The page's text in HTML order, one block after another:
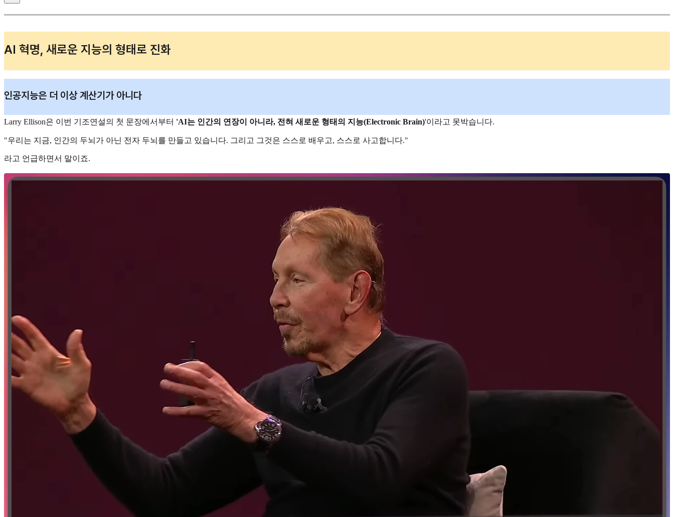
AI 혁명, 새로운 지능의 형태로 진화
인공지능은 더 이상 계산기가 아니다
Larry Ellison은 이번 기조연설의 첫 문장에서부터 'AI는 인간의 연장이 아니라, 전혀 새로운 형태의 지능(Electronic Brain)'이라고 못박습니다.
"우리는 지금, 인간의 두뇌가 아닌 전자 두뇌를 만들고 있습니다. 그리고 그것은 스스로 배우고, 스스로 사고합니다."
라고 언급하면서 말이죠.